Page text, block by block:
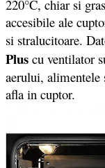
220°C, chiar si
accesibile ale
si stralucitoare.
Plus cu ventilator
aerului, alimentele
afla in cuptor.